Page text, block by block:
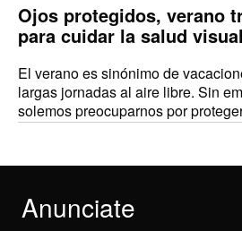
Ojos protegidos, verano
para cuidar la salud visual
El verano es sinónimo de
largas jornadas al aire libre. Sin
solemos preocuparnos por
Anunciate